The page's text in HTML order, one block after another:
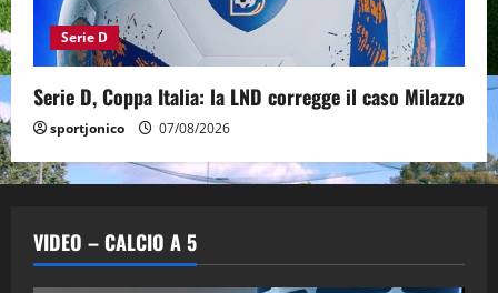
Serie D
Serie D, Coppa Italia: la LND corregge il caso Milazzo
sportjonico 07/08/2026
VIDEO – CALCIO A 5